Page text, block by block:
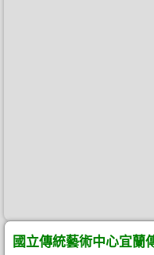
國立傳統藝術中心宜蘭